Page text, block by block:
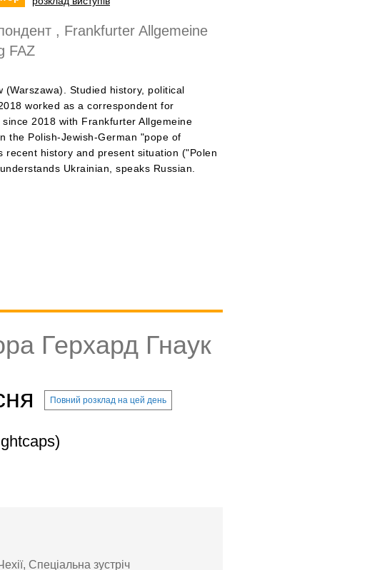
, Frankfurter Allgemeine
FAZ
Studied history, political
worked as a correspondent for
2018 with Frankfurter Allgemeine
the Polish-Jewish-German "pope of
history and present situation ("Polen
Ukrainian, speaks Russian.
Герхард Гнаук
Повний розклад на цей день
Спеціальна зустріч